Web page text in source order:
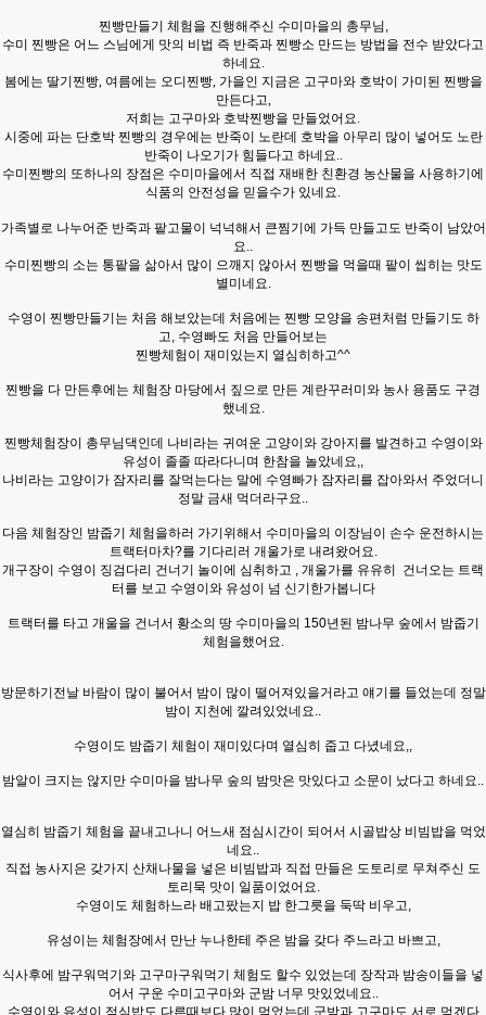
찐빵만들기 체험을 진행해주신 수미마을의 총무님,
수미 찐빵은 어느 스님에게 맛의 비법 즉 반죽과 찐빵소 만드는 방법을 전수 받았다고
하네요.
봄에는 딸기찐빵, 여름에는 오디찐빵, 가을인 지금은 고구마와 호박이 가미된 찐빵을
만든다고,
저희는 고구마와 호박찐빵을 만들었어요.
시중에 파는 단호박 찐빵의 경우에는 반죽이 노란데 호박을 아무리 많이 넣어도 노란
반죽이 나오기가 힘들다고 하네요..
수미찐빵의 또하나의 장점은 수미마을에서 직접 재배한 친환경 농산물을 사용하기에
식품의 안전성을 믿을수가 있네요.
가족별로 나누어준 반죽과 팥고물이 넉넉해서 큰찜기에 가득 만들고도 반죽이 남았어
요..
수미찐빵의 소는 통팥을 삶아서 많이 으깨지 않아서 찐빵을 먹을때 팥이 씹히는 맛도
별미네요.
수영이 찐빵만들기는 처음 해보았는데 처음에는 찐빵 모양을 송편처럼 만들기도 하
고, 수영빠도 처음 만들어보는
찐빵체험이 재미있는지 열심히하고^^
찐빵을 다 만든후에는 체험장 마당에서 짚으로 만든 계란꾸러미와 농사 용품도 구경
했네요.
찐빵체험장이 총무님댁인데 나비라는 귀여운 고양이와 강아지를 발견하고 수영이와
유성이 졸졸 따라다니며 한참을 놀았네요,,
나비라는 고양이가 잠자리를 잘먹는다는 말에 수영빠가 잠자리를 잡아와서 주었더니
정말 금새 먹더라구요..
다음 체험장인 밤줍기 체험을하러 가기위해서 수미마을의 이장님이 손수 운전하시는
트랙터마차?를 기다리러 개울가로 내려왔어요.
개구장이 수영이 징검다리 건너기 놀이에 심취하고 , 개울가를 유유히 건너오는 트랙
터를 보고 수영이와 유성이 넘 신기한가봅니다
트랙터를 타고 개울을 건너서 황소의 땅 수미마을의 150년된 밤나무 숲에서 밤줍기
체험을했어요.
방문하기전날 바람이 많이 불어서 밤이 많이 떨어져있을거라고 얘기를 들었는데 정말
밤이 지천에 깔려있었네요..
수영이도 밤줍기 체험이 재미있다며 열심히 줍고 다녔네요,,
밤알이 크지는 않지만 수미마을 밤나무 숲의 밤맛은 맛있다고 소문이 났다고 하네요..
열심히 밤줍기 체험을 끝내고나니 어느새 점심시간이 되어서 시골밥상 비빔밥을 먹었
네요..
직접 농사지은 갖가지 산채나물을 넣은 비빔밥과 직접 만들은 도토리로 무쳐주신 도
토리묵 맛이 일품이었어요.
수영이도 체험하느라 배고팠는지 밥 한그릇을 둑딱 비우고,
유성이는 체험장에서 만난 누나한테 주은 밤을 갖다 주느라고 바쁘고,
식사후에 밤구워먹기와 고구마구워먹기 체험도 할수 있었는데 장작과 밤송이들을 넣
어서 구운 수미고구마와 군밤 너무 맛있었네요..
수영이와 유성이 점심밥도 다른때보다 많이 먹었는데 군밤과 고구마도 서로 먹겠다